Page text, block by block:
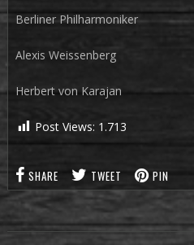
Berliner Philharmoniker
Alexis Weissenberg
Herbert von Karajan
Post Views: 1.713
SHARE TWEET PIN